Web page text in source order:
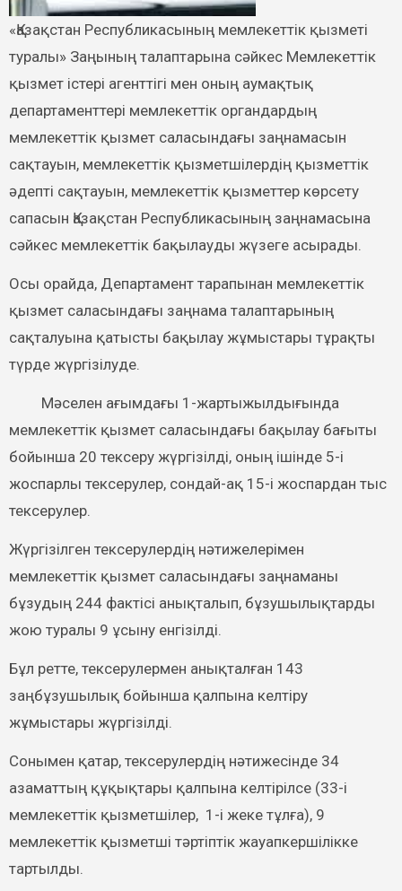
«Қазақстан Республикасының мемлекеттік қызметі
туралы» Заңының талаптарына сәйкес Мемлекеттік
қызмет істері агенттігі мен оның аумақтық
департаменттері мемлекеттiк органдардың
мемлекеттік қызмет саласындағы заңнамасын
сақтауын, мемлекеттік қызметшілердің қызметтік
әдепті сақтауын, мемлекеттік қызметтер көрсету
сапасын Қазақстан Республикасының заңнамасына
сәйкес мемлекеттік бақылауды жүзеге асырады.
Осы орайда, Департамент тарапынан мемлекеттік
қызмет саласындағы заңнама талаптарының
сақталуына қатысты бақылау жұмыстары тұрақты
түрде жүргізілуде.
Мәселен ағымдағы 1-жартыжылдығында
мемлекеттік қызмет саласындағы бақылау бағыты
бойынша 20 тексеру жүргізілді, оның ішінде 5-і
жоспарлы тексерулер, сондай-ақ 15-і жоспардан тыс
тексерулер.
Жүргізілген тексерулердің нәтижелерімен
мемлекеттік қызмет саласындағы заңнаманы
бұзудың 244 фактісі анықталып, бұзушылықтарды
жою туралы 9 ұсыну енгізілді.
Бұл ретте, тексерулермен анықталған 143
заңбұзушылық бойынша қалпына келтіру
жұмыстары жүргізілді.
Сонымен қатар, тексерулердің нәтижесінде 34
азаматтың құқықтары қалпына келтірілсе (33-і
мемлекеттік қызметшілер, 1-і жеке тұлға), 9
мемлекеттік қызметші тәртіптік жауапкершілікке
тартылды.